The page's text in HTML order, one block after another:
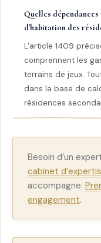
Quelles
d'habitation des
L'article 1409
comprennent les
terrains de jeux.
dans la base de
résidences
Besoin d’un
cabinet
accompagne.
engagement.